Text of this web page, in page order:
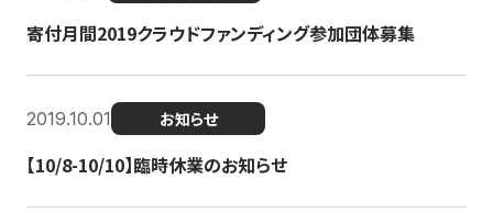
寄付月間2019クラウドファンディング参加団体募集
2019.10.01 お知らせ
【10/8-10/10】臨時休業のお知らせ